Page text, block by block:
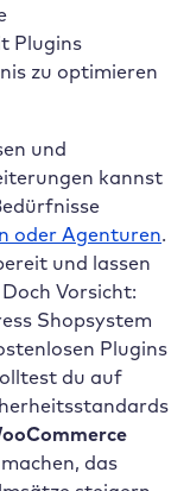
Plugins
zu optimieren
und
kannst
oder Agenturen.
und lassen
Vorsicht:
Shopsystem
Plugins
du auf
das